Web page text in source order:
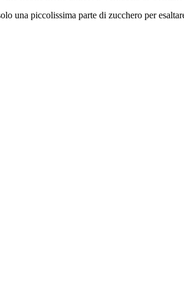
una piccolissima parte di zucchero per